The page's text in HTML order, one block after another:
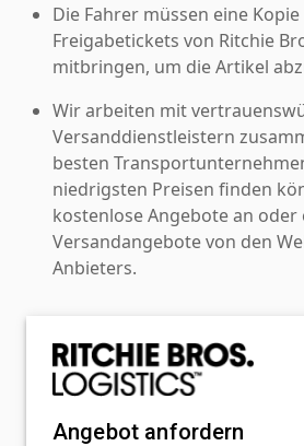
Die Fahrer müssen eine Kopie
Freigabetickets von Ritchie
mitbringen, um die Artikel
Wir arbeiten mit
Versanddienstleistern
besten
niedrigsten Preisen finden
kostenlose Angebote an
Versandangebote von den
Anbieters.
Angebot anfordern